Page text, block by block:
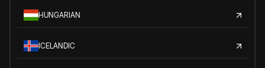
HUNGARIAN
ICELANDIC